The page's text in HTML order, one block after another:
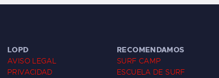
LOPD
AVISO LEGAL
PRIVACIDAD
RECOMENDAMOS
SURF CAMP
ESCUELA DE SURF